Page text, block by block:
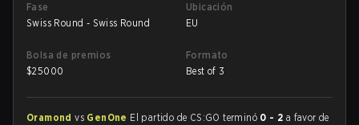
Fase
Swiss Round - Swiss Round
Ubicación
EU
Bolsa de premios
$25000
Formato
Best of 3
Oramondvs GenOne El partido de CS:GO terminó 0 - 2 a favor de